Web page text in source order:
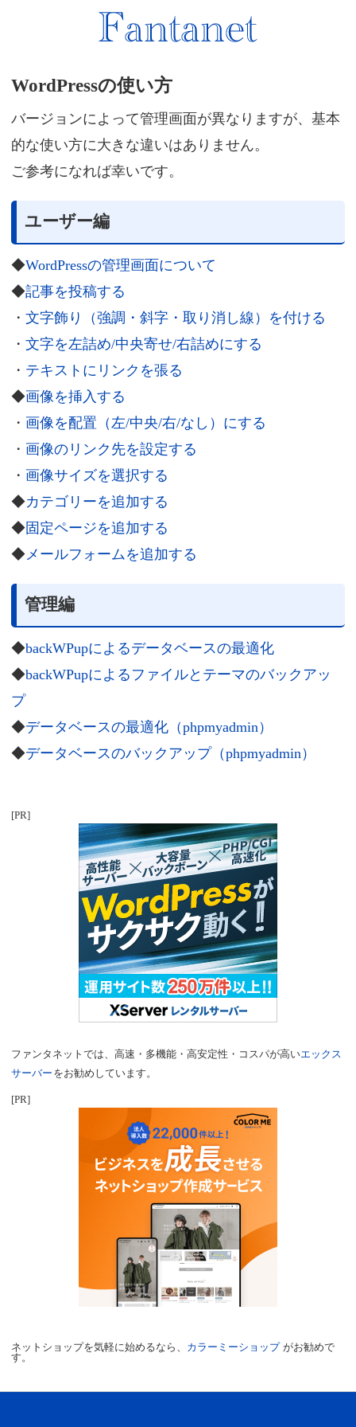
WordPressの使い方
バージョンによって管理画面が異なりますが、基本
的な使い方に大きな違いはありません。
ご参考になれば幸いです。
ユーザー編
◆WordPressの管理画面について
◆記事を投稿する
・文字飾り（強調・斜字・取り消し線）を付ける
・文字を左詰め/中央寄せ/右詰めにする
・ テキストにリンクを張る
◆画像を挿入する
・ 画像を配置（左/中央/右/なし）にする
・ 画像のリンク先を設定する
・ 画像サイズを選択する
◆カテゴリーを追加する
◆固定ページを追加する
◆メールフォームを追加する
管理編
◆backWPupによるデータベースの最適化
◆backWPupによるファイルとテーマのバックアッ
プ
◆データベースの最適化（phpmyadmin）
◆データベースのバックアップ（phpmyadmin）
[PR]
ファンタネットでは、高速・多機能・高安定性・コスパが高いエックス
サーバー をお勧めしています。
[PR]
ネットショップを気軽に始めるなら、 カラーミーショップ がお勧めで
す。